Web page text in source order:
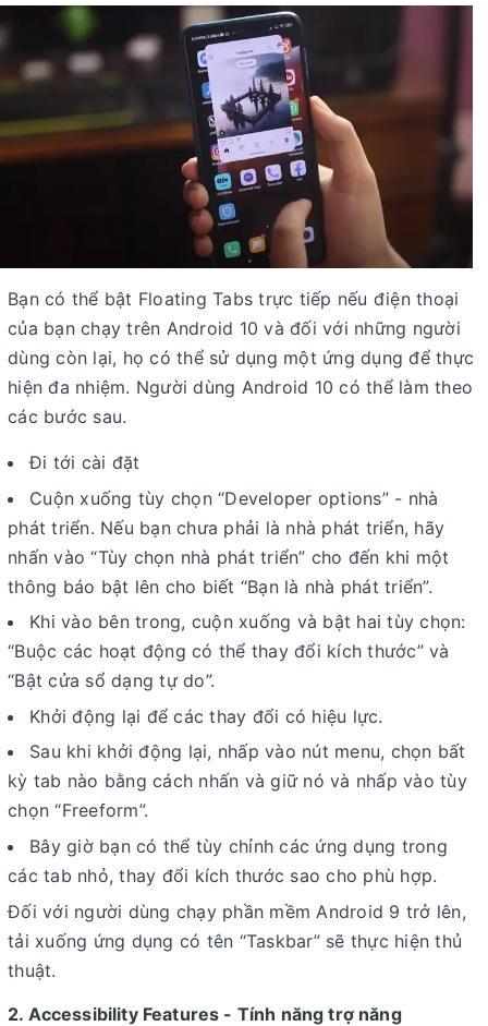
Bạn có thể bật Floating Tabs trực tiếp nếu điện thoại
của bạn chạy trên Android 10 và đối với những người
dùng còn lại, họ có thể sử dụng một ứng dụng để thực
hiện đa nhiệm. Người dùng Android 10 có thể làm theo
các bước sau.
Đi tới cài đặt
Cuộn xuống tùy chọn “Developer options” - nhà
phát triển. Nếu bạn chưa phải là nhà phát triển, hãy
nhấn vào “Tùy chọn nhà phát triển” cho đến khi một
thông báo bật lên cho biết “Bạn là nhà phát triển”.
Khi vào bên trong, cuộn xuống và bật hai tùy chọn:
“Buộc các hoạt động có thể thay đổi kích thước” và
“Bật cửa sổ dạng tự do”.
Khởi động lại để các thay đổi có hiệu lực.
Sau khi khởi động lại, nhấp vào nút menu, chọn bất
kỳ tab nào bằng cách nhấn và giữ nó và nhấp vào tùy
chọn “Freeform”.
Bây giờ bạn có thể tùy chỉnh các ứng dụng trong
các tab nhỏ, thay đổi kích thước sao cho phù hợp.
Đối với người dùng chạy phần mềm Android 9 trở lên,
tải xuống ứng dụng có tên “Taskbar” sẽ thực hiện thủ
thuật.
2. Accessibility Features - Tính năng trợ năng